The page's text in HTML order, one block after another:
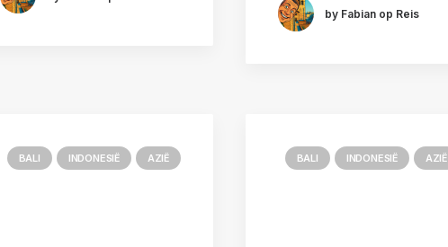
by Fabian op Reis
BALI INDONESIË AZIË BALI INDONESIË AZIË